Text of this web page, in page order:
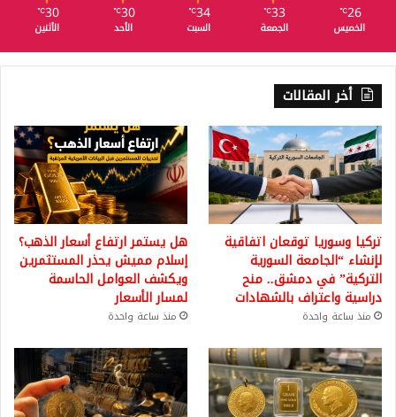
26
℃
الخميس
33
℃
الجمعة
34
℃
السبت
30
℃
الأحد
30
℃
الأثنين
أخر المقالات
تركيا وسوريا توقعان اتفاقية
لإنشاء “الجامعة السورية
التركية” في دمشق.. منح
دراسية واعتراف بالشهادات
منذ ساعة واحدة
هل يستمر ارتفاع أسعار الذهب؟
إسلام مميش يحذر المستثمرين
ويكشف العوامل الحاسمة
لمسار الأسعار
منذ ساعة واحدة